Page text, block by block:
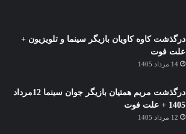
درگذشت کاوه کاویان بازیگر سینما و تلویزیون +
علت فوت
14 مرداد 1405
درگذشت مریم همتیان بازیگر جوان سینما 12مرداد
1405 + علت فوت
12 مرداد 1405